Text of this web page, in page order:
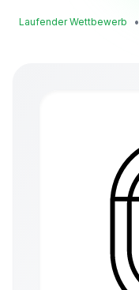
Laufender Wettbewerb •